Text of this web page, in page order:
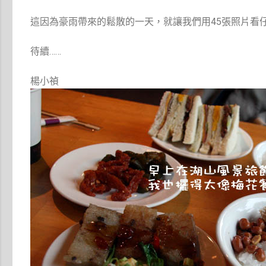
這因為豪雨帶來的鬆散的一天，就讓我們用45張照片看
待續……
楊小禎